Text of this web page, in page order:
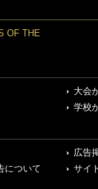
OF THE
大会
学校
広告
について
サイ